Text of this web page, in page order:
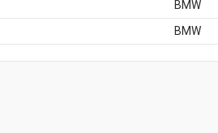
BMW
BMW